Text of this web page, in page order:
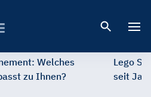
Welches
zu Ihnen?
Lego
seit